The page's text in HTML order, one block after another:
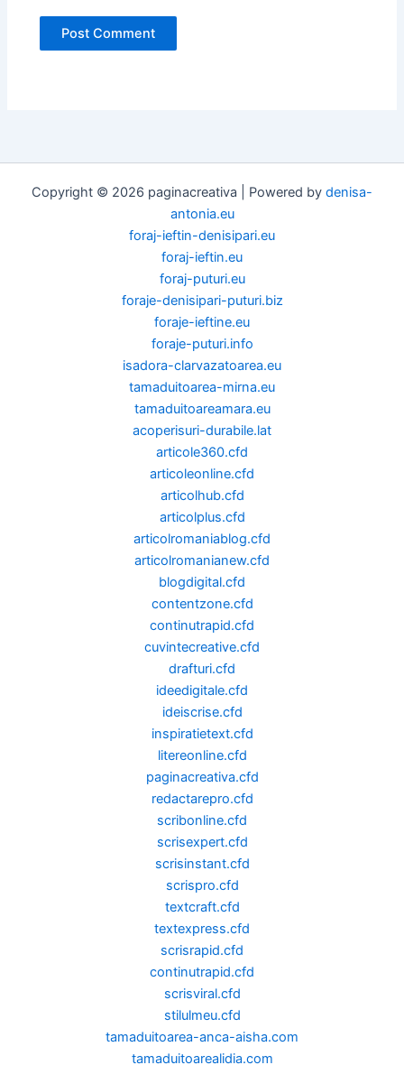
Copyright © 2026 paginacreativa | Powered by denisa-
antonia.eu
foraj-ieftin-denisipari.eu
foraj-ieftin.eu
foraj-puturi.eu
foraje-denisipari-puturi.biz
foraje-ieftine.eu
foraje-puturi.info
isadora-clarvazatoarea.eu
tamaduitoarea-mirna.eu
tamaduitoareamara.eu
acoperisuri-durabile.lat
articole360.cfd
articoleonline.cfd
articolhub.cfd
articolplus.cfd
articolromaniablog.cfd
articolromanianew.cfd
blogdigital.cfd
contentzone.cfd
continutrapid.cfd
cuvintecreative.cfd
drafturi.cfd
ideedigitale.cfd
ideiscrise.cfd
inspiratietext.cfd
litereonline.cfd
paginacreativa.cfd
redactarepro.cfd
scribonline.cfd
scrisexpert.cfd
scrisinstant.cfd
scrispro.cfd
textcraft.cfd
textexpress.cfd
scrisrapid.cfd
continutrapid.cfd
scrisviral.cfd
stilulmeu.cfd
tamaduitoarea-anca-aisha.com
tamaduitoarealidia.com